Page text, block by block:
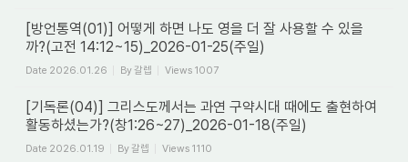
[방언통역(01)] 어떻게 하면 나도 영을 더 잘 사용할 수 있을
까?(고전 14:12~15)_2026-01-25(주일)
Date 2026.01.26 By갈렙 Views 1007
[기독론(04)] 그리스도께서는 과연 구약시대 때에도 출현하여
활동하셨는가?(창1:26~27)_2026-01-18(주일)
Date 2026.01.19 By갈렙 Views 1110